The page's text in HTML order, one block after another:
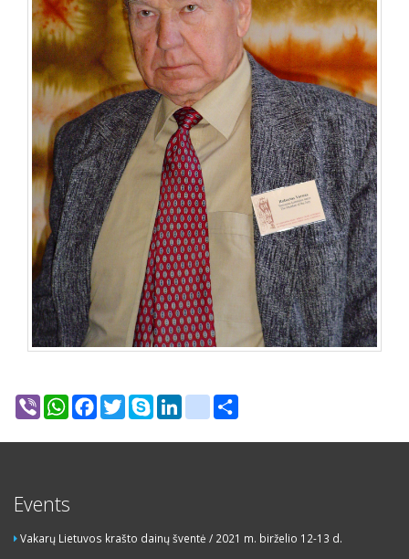
Viber WhatsAppFacebook
TwitterSkype LinkedIngoogle_bookmarks
Events
Vakarų Lietuvos krašto dainų šventė / 2021 m. birželio 12-13 d.